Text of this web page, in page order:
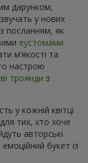
дарунком,
у нових
посланням, як
еустомами
м’якості та
настрою
троянди з
у кожній квітці
тих, хто хоче
авторські
букет із